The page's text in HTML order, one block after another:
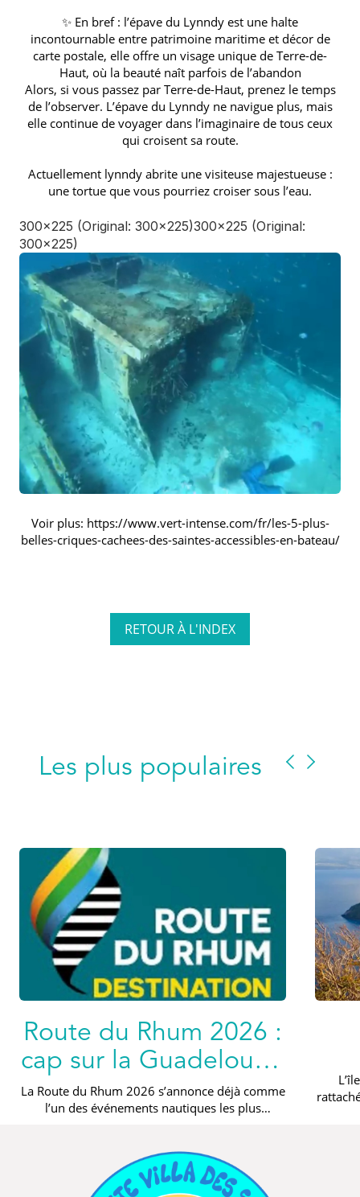
✨ En bref : l’épave du Lynndy est une halte
incontournable entre patrimoine maritime et décor de
carte postale, elle offre un visage unique de Terre-de-
Haut, où la beauté naît parfois de l’abandon
Alors, si vous passez par Terre-de-Haut, prenez le temps
de l’observer. L’épave du Lynndy ne navigue plus, mais
elle continue de voyager dans l’imaginaire de tous ceux
qui croisent sa route.
Actuellement lynndy abrite une visiteuse majestueuse :
une tortue que vous pourriez croiser sous l’eau.
300x225 (Original: 300x225)300x225 (Original:
300x225)
Voir plus: https://www.vert-intense.com/fr/les-5-plus-
belles-criques-cachees-des-saintes-accessibles-en-bateau/
RETOUR À L'INDEX
Les plus populaires
Route du Rhum 2026 :
cap sur la Guadeloupe
et escale de rêve aux
Saintes
La Route du Rhum 2026 s’annonce déjà comme
l’un des événements nautiques les plus